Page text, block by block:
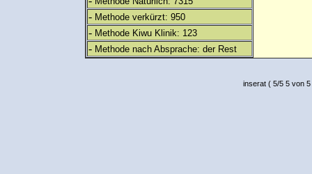
- Methode verkürzt: 950
- Methode Kiwu Klinik: 123
- Methode nach Absprache: der Rest
inserat( 5/5 5 von 5